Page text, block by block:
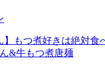
】もつ煮好きは絶対食
&牛もつ煮唐麺